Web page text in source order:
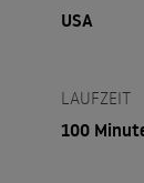
USA
LAUFZEIT
100